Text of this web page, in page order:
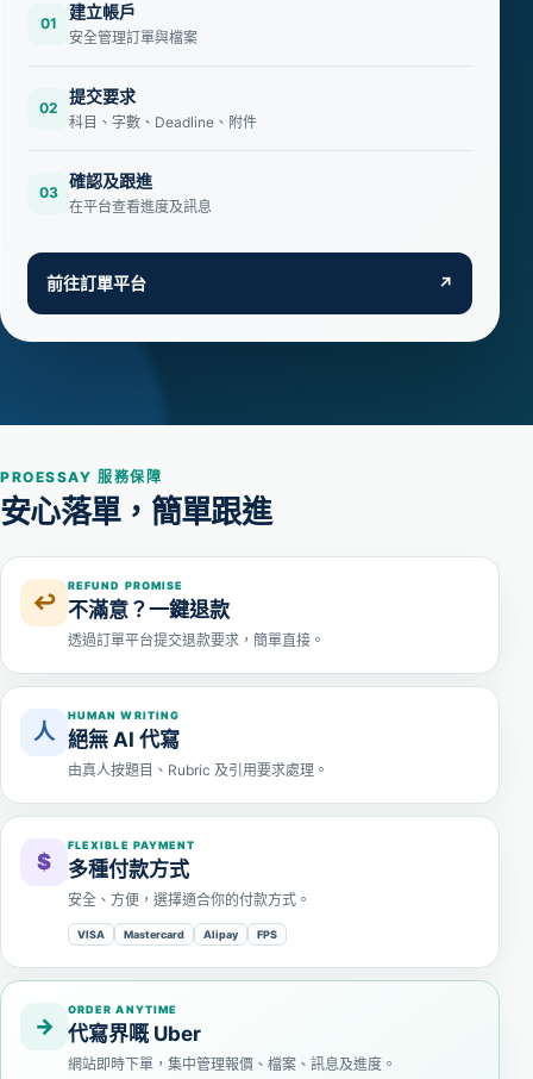
01
建立帳戶
安全管理訂單與檔案
02
提交要求
科目、字數、Deadline、附件
03
確認及跟進
在平台查看進度及訊息
前往訂單平台 ↗
PROESSAY 服務保障
安心落單，簡單跟進
↩
REFUND PROMISE
不滿意？一鍵退款
透過訂單平台提交退款要求，簡單直接。
人
HUMAN WRITING
絕無 AI 代寫
由真人按題目、Rubric 及引用要求處理。
$
FLEXIBLE PAYMENT
多種付款方式
安全、方便，選擇適合你的付款方式。
VISA Mastercard Alipay FPS
→
ORDER ANYTIME
代寫界嘅 Uber
網站即時下單，集中管理報價、檔案、訊息及進度。